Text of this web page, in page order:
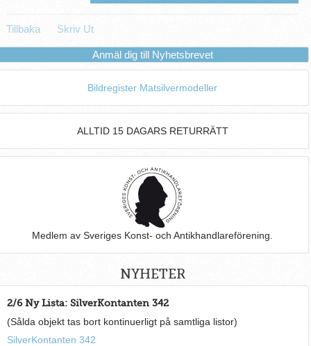
Tillbaka Skriv Ut
Anmäl dig till Nyhetsbrevet
Bildregister Matsilvermodeller
ALLTID 15 DAGARS RETURRÄTT
Medlem av Sveriges Konst- och Antikhandlareförening.
NYHETER
2/6 Ny Lista: SilverKontanten 342
(Sålda objekt tas bort kontinuerligt på samtliga listor)
SilverKontanten 342